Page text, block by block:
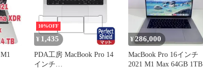
10%OFF
¥ 1,435
PDA工房 MacBook Pro 14
インチ
¥286,000
MacBook Pro 16インチ
2021 M1 Max 64GB 1TB